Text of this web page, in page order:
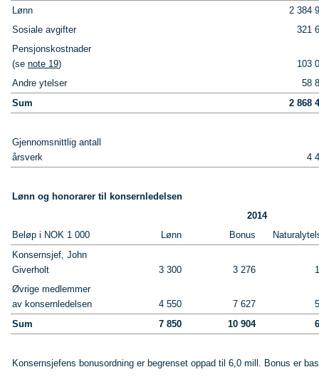
Lønn
2 384
Sosiale avgifter
321
Pensjonskostnader
(se note 19)
103
Andre ytelser
58
Sum
2 868
Gjennomsnittlig antall
årsverk
4
Lønn og honorarer til konsernledelsen
2014
Beløp i NOK 1 000
Lønn Bonus
Konsernsjef, John
Giverholt
3 300 3 276
Øvrige medlemmer
av konsernledelsen
4 550 7 627
Sum
7 850 10 904
Konsernsjefens bonusordning er begrenset oppad til 6,0 mill. Bonus er